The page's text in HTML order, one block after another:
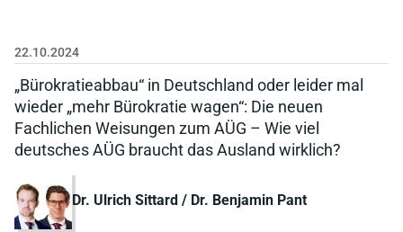
22.10.2024
„Bürokratieabbau“ in Deutschland oder leider mal
wieder „mehr Bürokratie wagen“: Die neuen
Fachlichen Weisungen zum AÜG – Wie viel
deutsches AÜG braucht das Ausland wirklich?
Dr. Ulrich Sittard / Dr. Benjamin Pant